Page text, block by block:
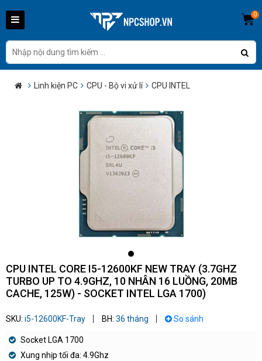
0
Linh kiện PC CPU - Bộ vi xử lí CPU INTEL
CPU INTEL CORE I5-12600KF NEW TRAY (3.7GHZ
TURBO UP TO 4.9GHZ, 10 NHÂN 16 LUỒNG, 20MB
CACHE, 125W) - SOCKET INTEL LGA 1700)
SKU: i5-12600KF-Tray BH: 36 tháng So sánh
Socket LGA 1700
Xung nhịp tối đa: 4.9Ghz